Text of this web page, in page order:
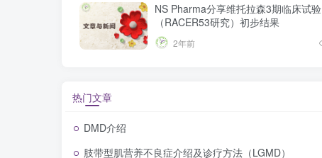
NS Pharma分享维托拉森3期临床试验
（RACER53研究）初步结果
2年前
热门文章
DMD介绍
肢带型肌营养不良症介绍及诊疗方法（LGMD）